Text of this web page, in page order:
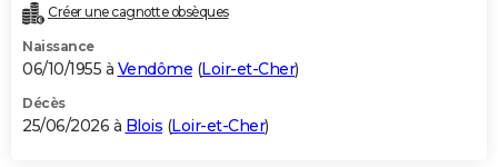
Créer une cagnotte obsèques
Naissance
06/10/1955 à Vendôme (Loir-et-Cher)
Décès
25/06/2026 à Blois (Loir-et-Cher)